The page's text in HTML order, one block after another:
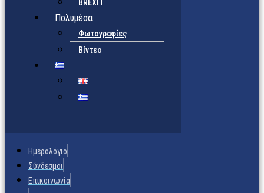
BREXIT
Πολυμέσα
Φωτογραφίες
Βίντεο
Ημερολόγιο
Σύνδεσμοι
Επικοινωνία